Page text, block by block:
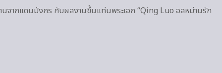
นจากแดนมังกร กับผลงานขึ้นแท่นพระเอก “Qing Luo อลหม่านรัก